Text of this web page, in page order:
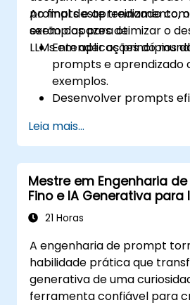
prompts e aprendizado
exemplos para otimizar o
LLMs em aplicações do
Ao final deste treinamento,
serão capazes de:
Entender os princípios
prompts e aprendizado
exemplos.
Desenvolver prompts
Utilizar técnicas de
para adaptar LLMs com
Otimizar o desempenho
aplicações práticas.
Leia mais...
Mestre em Engenharia
Fino e IA Generativa para
21 Horas
A engenharia de prompt
habilidade prática que
generativa de uma
ferramenta confiável para